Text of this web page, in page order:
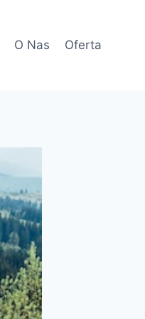
O Nas Oferta